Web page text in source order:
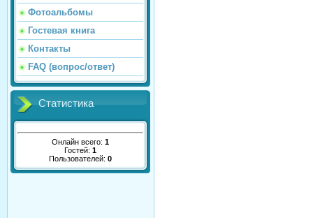
Фотоальбомы
Гостевая книга
Контакты
FAQ (вопрос/ответ)
Статистика
Онлайн всего: 1
Гостей: 1
Пользователей: 0